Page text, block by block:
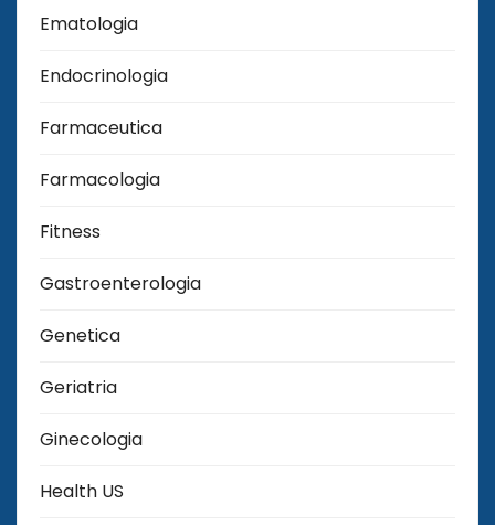
Ematologia
Endocrinologia
Farmaceutica
Farmacologia
Fitness
Gastroenterologia
Genetica
Geriatria
Ginecologia
Health US